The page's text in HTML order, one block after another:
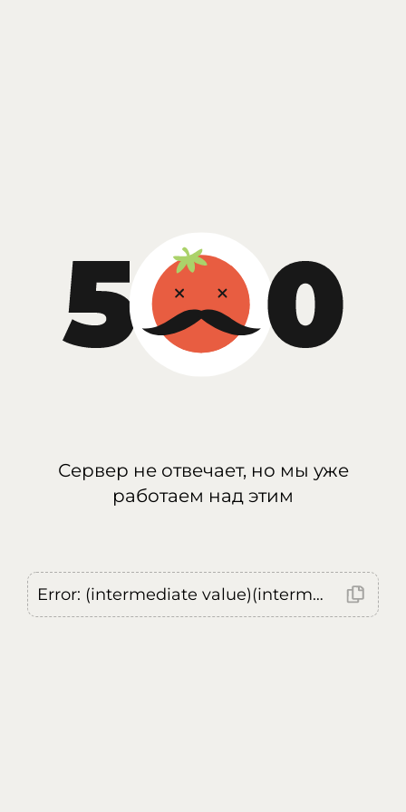
Сервер не отвечает, но мы уже
работаем над этим
Error: (intermediate value)(intermediate value)(intermediate value).replaceAll is not a function